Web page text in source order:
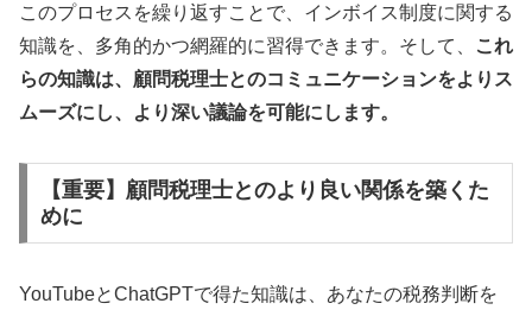
このプロセスを繰り返すことで、インボイス制度に関する
知識を、多角的かつ網羅的に習得できます。そして、
これ
らの知識は、顧問税理士とのコミュニケーションをよりス
ムーズにし、より深い議論を可能にします。
【重要】顧問税理士とのより良い関係を築くた
めに
YouTubeとChatGPTで得た知識は、あなたの税務判断を